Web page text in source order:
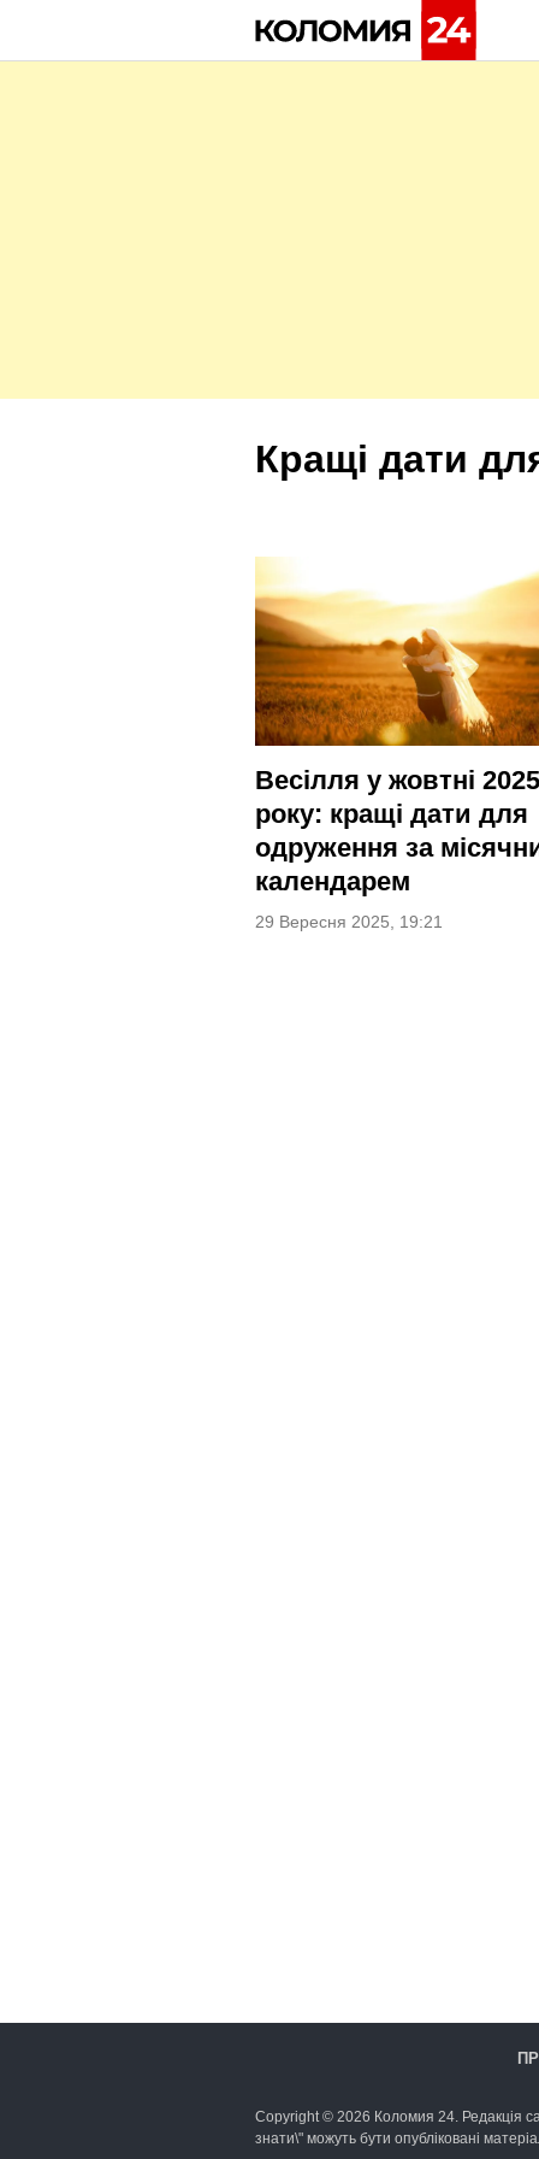
Кращі дати
Весілля у жовтні 2025
року: кращі дати для
одруження за
календарем
29 Вересня 2025, 19:21
Copyright © 2026 Коломия 24. Редакція
знати\" можуть бути опубліковані